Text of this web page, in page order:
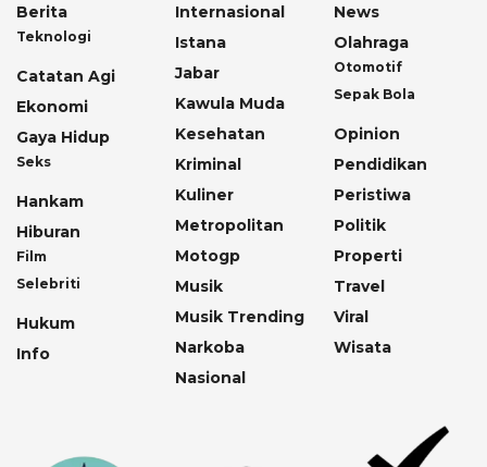
Berita
Teknologi
Catatan Agi
Ekonomi
Gaya Hidup
Seks
Hankam
Hiburan
Film
Selebriti
Hukum
Info
Internasional
Istana
Jabar
Kawula Muda
Kesehatan
Kriminal
Kuliner
Metropolitan
Motogp
Musik
Musik Trending
Narkoba
Nasional
News
Olahraga
Otomotif
Sepak Bola
Opinion
Pendidikan
Peristiwa
Politik
Properti
Travel
Viral
Wisata